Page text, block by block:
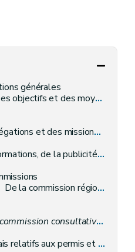
générales
objectifs et des moyens
déléguées par le Gouvernement – Décret du 30 avril 2009, art. 3)
enquêtes publiques et des consultations – Décret-programme du 3 février 2005, art. 41)
De la commission régionale de l'aménagement du territoire
communale d'aménagement du territoire et de mobilité
aux permis et aux recours